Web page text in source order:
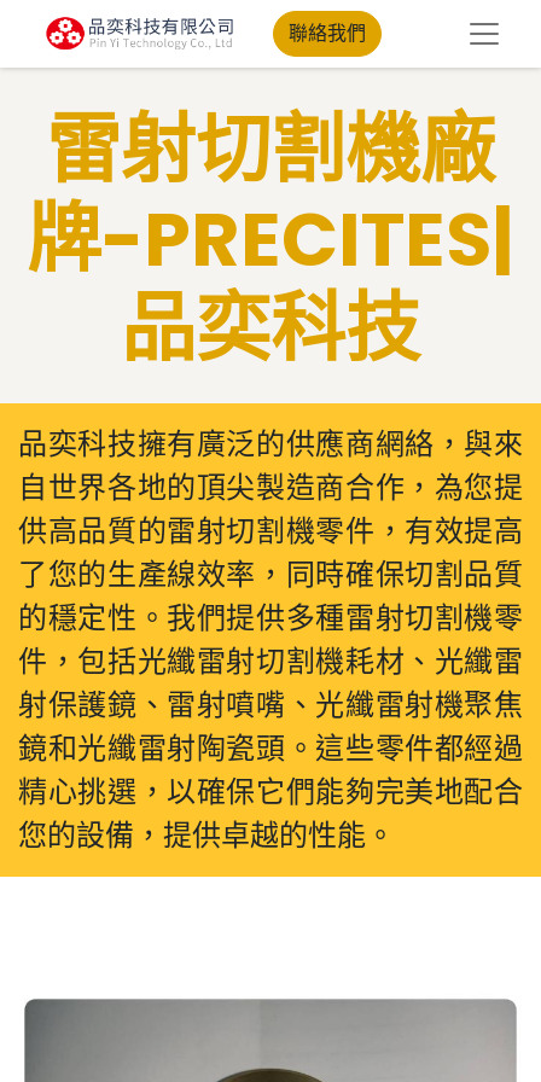
聯絡我們
​雷射切割機廠
牌​-PRECITES|
品奕科技
品奕科技擁有廣泛的供應商網絡，與來
自世界各地的頂尖製造商合作，為您提
供高品質的雷射切割機零件，有效提高
了您的生產線效率，同時確保切割品質
的穩定性。我們提供多種雷射切割機零
件，包括光纖雷射切割機耗材、光纖雷
射保護鏡、雷射噴嘴、光纖雷射機聚焦
鏡和光纖雷射陶瓷頭。這些零件都經過
精心挑選，以確保它們能夠完美地配合
您的設備，提供卓越的性能。